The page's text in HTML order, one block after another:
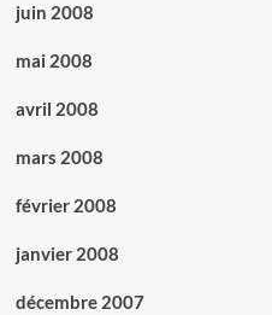
juin 2008
mai 2008
avril 2008
mars 2008
février 2008
janvier 2008
décembre 2007